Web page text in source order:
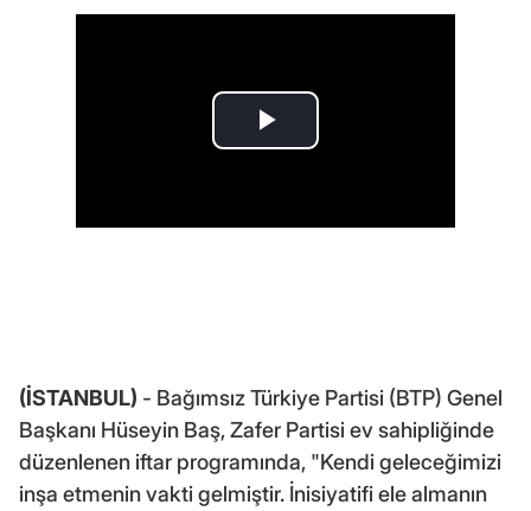
(İSTANBUL) - Bağımsız Türkiye Partisi (BTP) Genel
Başkanı Hüseyin Baş, Zafer Partisi ev sahipliğinde
düzenlenen iftar programında, "Kendi geleceğimizi
inşa etmenin vakti gelmiştir. İnisiyatifi ele almanın